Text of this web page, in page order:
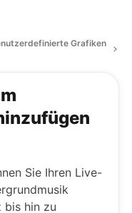
Grafiken
Sie Ihren Live-
bis hin zu